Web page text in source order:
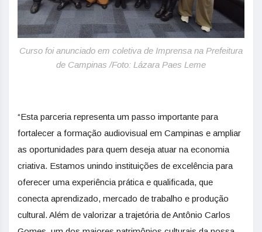
Curso foi anunciado em coletiva de Imprensa na Prefeitura
de Campinas /Foto: Lázara Paes Leme
“Esta parceria representa um passo importante para
fortalecer a formação audiovisual em Campinas e ampliar
as oportunidades para quem deseja atuar na economia
criativa. Estamos unindo instituições de excelência para
oferecer uma experiência prática e qualificada, que
conecta aprendizado, mercado de trabalho e produção
cultural. Além de valorizar a trajetória de Antônio Carlos